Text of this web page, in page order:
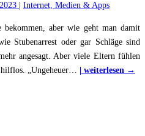
Internet, Medien & Apps
bekommen, aber wie geht man damit
Stubenarrest oder gar Schläge sind
angesagt. Aber viele Eltern fühlen
„Ungeheuer… | weiterlesen →